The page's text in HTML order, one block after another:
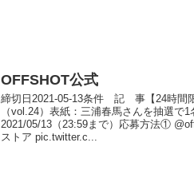
OFFSHOT公式
締切日2021-05-13条件 記 事【24時間
（vol.24）表紙：三浦春馬さんを抽選で
2021/05/13（23:59まで）応募方法①
ストア pic.twitter.c...